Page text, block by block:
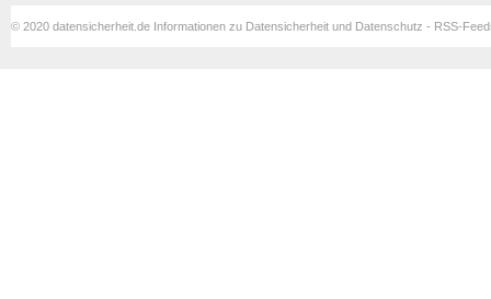
© 2020 datensicherheit.de Informationen zu Datensicherheit und Datenschutz - RSS-